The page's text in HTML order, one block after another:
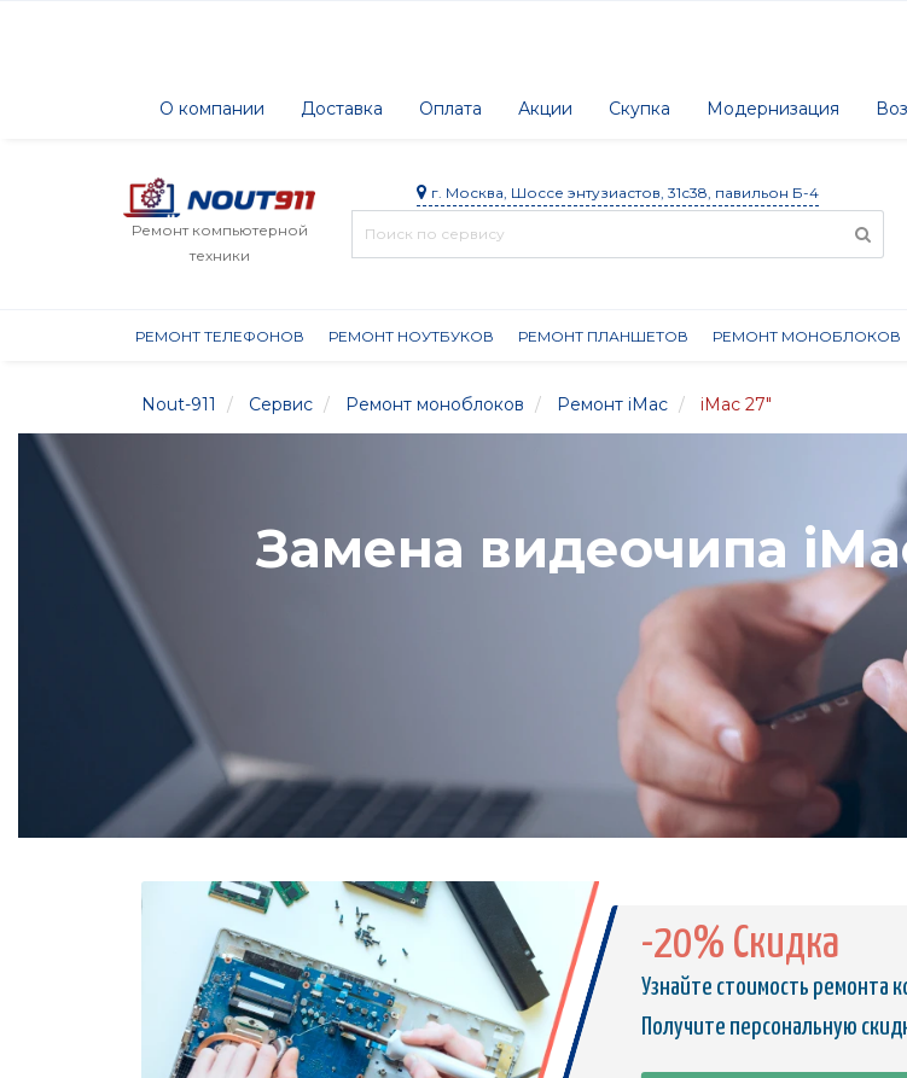
О компании Доставка Оплата Акции Скупка Модернизация
Ремонт компьютерной
техники
г. Москва, Шоссе энтузиастов, 31с38, павильон Б-4
РЕМОНТ ТЕЛЕФОНОВ РЕМОНТ НОУТБУКОВ РЕМОНТ ПЛАНШЕТОВ РЕМОНТ МОНОБЛОКОВ
Nout-911 Сервис Ремонт моноблоков Ремонт iMac iMac 27"
Замена видеочипа
-20% Скидка
Узнайте стоимость ремонта
Получите персональную